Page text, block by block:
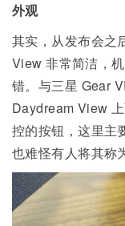
外观
其实，从发布会之
View 非常简洁，
错。与三星 Gear
Daydream View
控的按钮，这里主
也难怪有人将其称